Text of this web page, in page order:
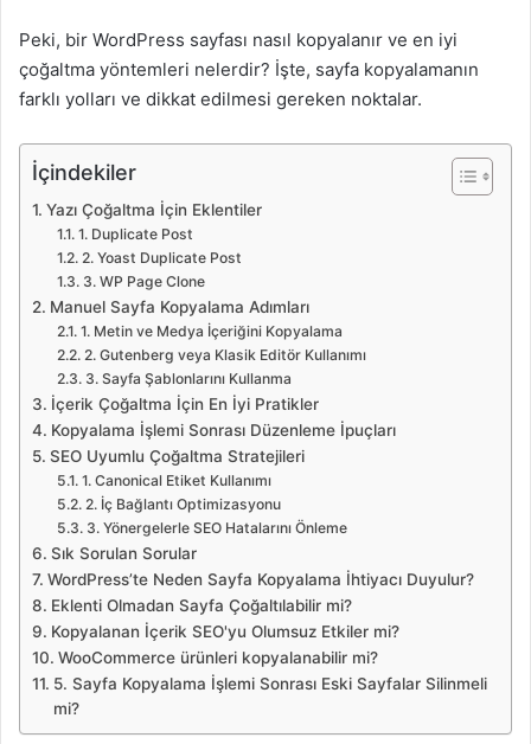
Peki, bir WordPress sayfası nasıl kopyalanır ve en iyi
çoğaltma yöntemleri nelerdir? İşte, sayfa kopyalamanın
farklı yolları ve dikkat edilmesi gereken noktalar.
İçindekiler
Yazı Çoğaltma İçin Eklentiler
1. Duplicate Post
2. Yoast Duplicate Post
3. WP Page Clone
Manuel Sayfa Kopyalama Adımları
1. Metin ve Medya İçeriğini Kopyalama
2. Gutenberg veya Klasik Editör Kullanımı
3. Sayfa Şablonlarını Kullanma
İçerik Çoğaltma İçin En İyi Pratikler
Kopyalama İşlemi Sonrası Düzenleme İpuçları
SEO Uyumlu Çoğaltma Stratejileri
1. Canonical Etiket Kullanımı
2. İç Bağlantı Optimizasyonu
3. Yönergelerle SEO Hatalarını Önleme
Sık Sorulan Sorular
WordPress’te Neden Sayfa Kopyalama İhtiyacı Duyulur?
Eklenti Olmadan Sayfa Çoğaltılabilir mi?
Kopyalanan İçerik SEO'yu Olumsuz Etkiler mi?
WooCommerce ürünleri kopyalanabilir mi?
5. Sayfa Kopyalama İşlemi Sonrası Eski Sayfalar Silinmeli
mi?